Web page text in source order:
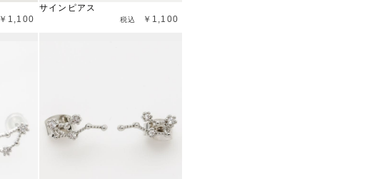
￥1,100
サインピアス
￥1,100